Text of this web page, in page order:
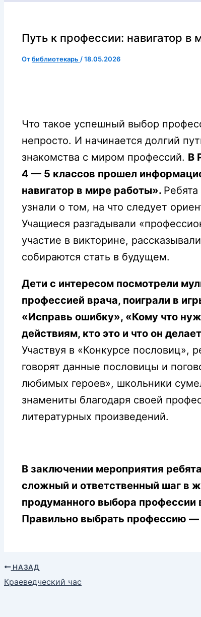
Путь к профессии: навигатор в
Отбиблиотекарь /18.05.2026
Что такое успешный выбор
непросто. И начинается долгий
знакомства с миром профессий. В
4 — 5 классов прошел
навигатор в мире работы».
узнали о том, на что следует
Учащиеся разгадывали
участие в викторине,
собираются стать в будущем.
Дети с интересом посмотрели
профессией врача, поиграли в
«Исправь ошибку», «Кому что
действиям, кто это и что он
Участвуя в «Конкурсе пословиц»,
говорят данные пословицы и
любимых героев», школьники
знамениты благодаря своей
литературных произведений.
В заключении мероприятия
сложный и ответственный шаг в
продуманного выбора профессии
Правильно выбрать профессию —
НАЗАД
Краеведческий час